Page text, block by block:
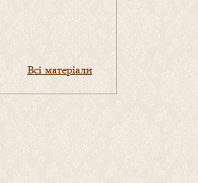
Всі матеріали